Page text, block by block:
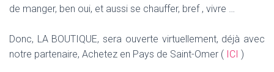
de manger, ben oui, et aussi se chauffer, bref , vivre …
Donc, LA BOUTIQUE, sera ouverte virtuellement, déjà avec
notre partenaire, Achetez en Pays de Saint-Omer ( ICI )